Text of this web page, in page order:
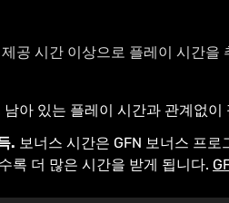
공 시간 이상으로 플레이 시간
남아 있는 플레이 시간과 관계없
. 보너스 시간은 GFN 보너스 프
록 더 많은 시간을 받게 됩니다.